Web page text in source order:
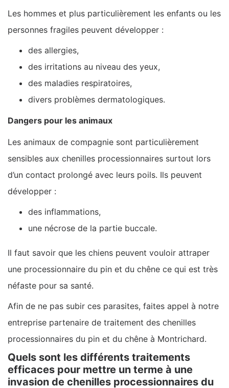
Les hommes et plus particulièrement les enfants ou les
personnes fragiles peuvent développer :
des allergies,
des irritations au niveau des yeux,
des maladies respiratoires,
divers problèmes dermatologiques.
Dangers pour les animaux
Les animaux de compagnie sont particulièrement
sensibles aux chenilles processionnaires surtout lors
d’un contact prolongé avec leurs poils. Ils peuvent
développer :
des inflammations,
une nécrose de la partie buccale.
Il faut savoir que les chiens peuvent vouloir attraper
une processionnaire du pin et du chêne ce qui est très
néfaste pour sa santé.
Afin de ne pas subir ces parasites, faites appel à notre
entreprise partenaire de traitement des chenilles
processionnaires du pin et du chêne à Montrichard.
Quels sont les différents traitements
efficaces pour mettre un terme à une
invasion de chenilles processionnaires du